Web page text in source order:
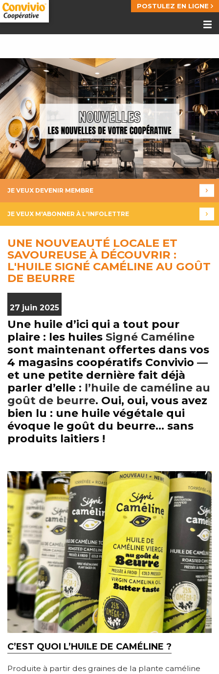
POSTULEZ EN LIGNE
JE VEUX DEVENIR MEMBRE
JE VEUX M'ABONNER À L'INFOLETTRE
UNE NOUVEAUTÉ LOCALE ET
SAVOUREUSE À DÉCOUVRIR :
L'HUILE SIGNÉ CAMÉLINE AU GOÛT
DE BEURRE
27 juin 2025
Une huile d’ici qui a tout pour
plaire : les huiles Signé Caméline
sont maintenant offertes dans vos
4 magasins coopératifs Convivio —
et une petite dernière fait déjà
parler d’elle : l’huile de caméline au
goût de beurre. Oui, oui, vous avez
bien lu : une huile végétale qui
évoque le goût du beurre… sans
produits laitiers !
C’EST QUOI L’HUILE DE CAMÉLINE ?
Produite à partir des graines de la plante caméline